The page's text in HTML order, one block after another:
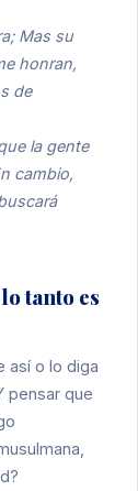
Mas su
honran,
de
la gente
cambio,
tanto es
así o lo diga
pensar que